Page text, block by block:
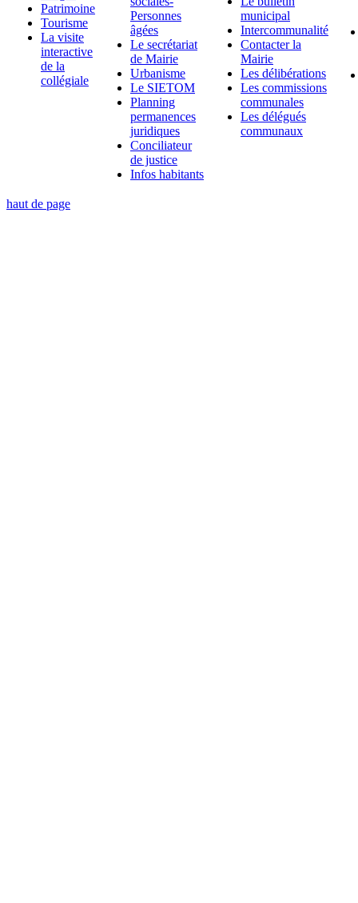
Patrimoine
Tourisme
La visite
interactive
de la
collégiale
Personnes
âgées
Le secrétariat
de Mairie
Urbanisme
Le SIETOM
Planning
permanences
juridiques
Conciliateur
de justice
Infos habitants
municipal
Intercommunalité
Contacter la
Mairie
Les délibérations
Les commissions
communales
Les délégués
communaux
haut de page